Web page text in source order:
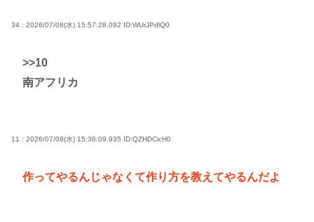
34 : 2026/07/08(水) 15:57:28.092 ID:WUrJPdlQ0
>>10
南アフリカ
11 : 2026/07/08(水) 15:36:09.935 ID:QZHDCicH0
作ってやるんじゃなくて作り方を教えてやるんだよ